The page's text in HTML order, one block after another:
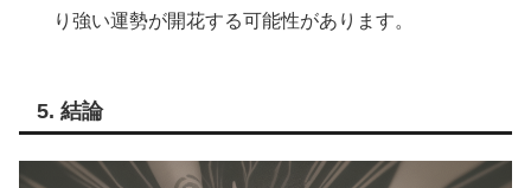
り強い運勢が開花する可能性があります。
5. 結論